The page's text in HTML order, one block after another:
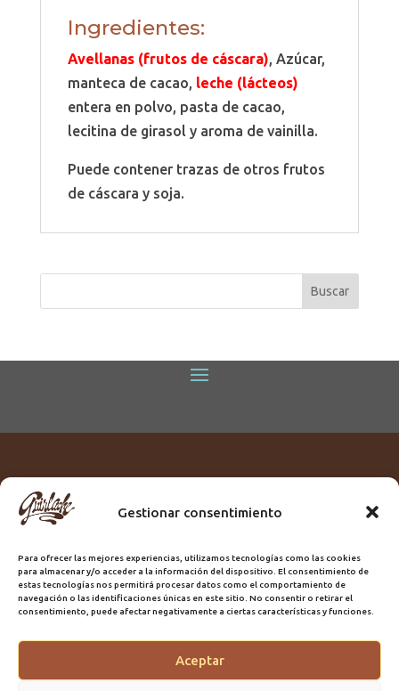
Gestionar consentimiento
Para ofrecer las mejores experiencias, utilizamos tecnologías como las cookies
para almacenar y/o acceder a la información del dispositivo. El consentimiento de
estas tecnologías nos permitirá procesar datos como el comportamiento de
navegación o las identificaciones únicas en este sitio. No consentir o retirar el
consentimiento, puede afectar negativamente a ciertas características y funciones.
Aceptar
Ingredientes:
Avellanas (frutos de cáscara), Azúcar,
manteca de cacao, leche (lácteos)
entera en polvo, pasta de cacao,
lecitina de girasol y aroma de vainilla.
Puede contener trazas de otros frutos
de cáscara y soja.
Titular:
ROME GUIRLACHE SL.
Domicilio:Calle Triana, 68
Ciudad:Las Palmas de Gran Canaria
Registro Sanitario:GC/20/PH/7192